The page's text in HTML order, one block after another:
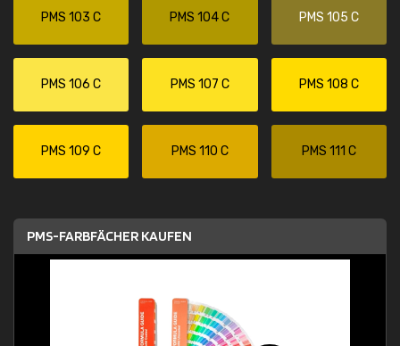
PMS 103 C PMS 104 C PMS 105 C
PMS 106 C PMS 107 C PMS 108 C
PMS 109 C PMS 110 C PMS 111 C
PMS-FARBFÄCHER KAUFEN